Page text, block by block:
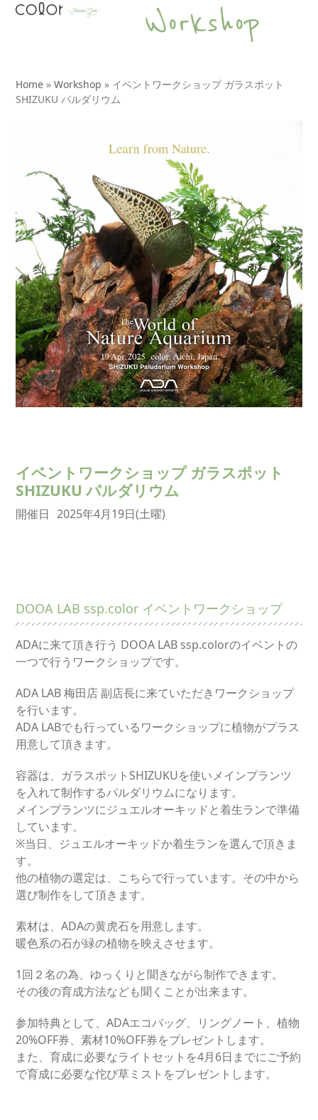
SkipOpen
Close
Workshop
Home »Workshop » イベントワークショップ ガラスポット
SHIZUKU パルダリウム
イベントワークショップ ガラスポット
SHIZUKU パルダリウム
開催日 2025年4月19日(土曜)
DOOA LAB ssp.color イベントワークショップ
ADAに来て頂き行う DOOA LAB ssp.colorのイベントの
一つで行うワークショップです。
ADA LAB 梅田店 副店長に来ていただきワークショップ
を行います。
ADA LABでも行っているワークショップに植物がプラス
用意して頂きます。
容器は、ガラスポットSHIZUKUを使いメインプランツ
を入れて制作するパルダリウムになります。
メインプランツにジュエルオーキッドと着生ランで準備
しています。
※当日、ジュエルオーキッドか着生ランを選んで頂きま
す。
他の植物の選定は、こちらで行っています。その中から
選び制作をして頂きます。
素材は、ADAの黄虎石を用意します。
暖色系の石が緑の植物を映えさせます。
1回２名の為、ゆっくりと聞きながら制作できます。
その後の育成方法なども聞くことが出来ます。
参加特典として、ADAエコバッグ、リングノート、植物
20%OFF券、素材10%OFF券をプレゼントします。
また、育成に必要なライトセットを4月6日までにご予約
で育成に必要な佗び草ミストをプレゼントします。